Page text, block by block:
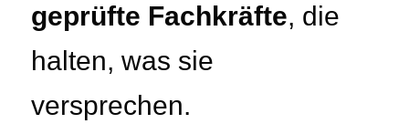
geprüfte Fachkräfte, die
halten, was sie
versprechen.